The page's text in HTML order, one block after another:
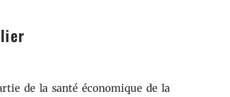
de la santé économique de la